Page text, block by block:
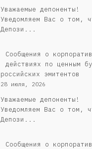
Уважаемые депоненты!
Уведомляем Вас о том,
Депози...
Cообщения о
действиях по ценным
российских эмитентов
28 июля, 2026
Уважаемые депоненты!
Уведомляем Вас о том,
Депози...
Сообщения о